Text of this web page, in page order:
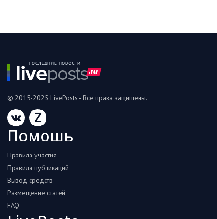
© 2015-2025 LivePosts - Все права защищены.
Z
Помошь
Правила участия
Правила публикаций
Вывод средств
Размещение статей
FAQ